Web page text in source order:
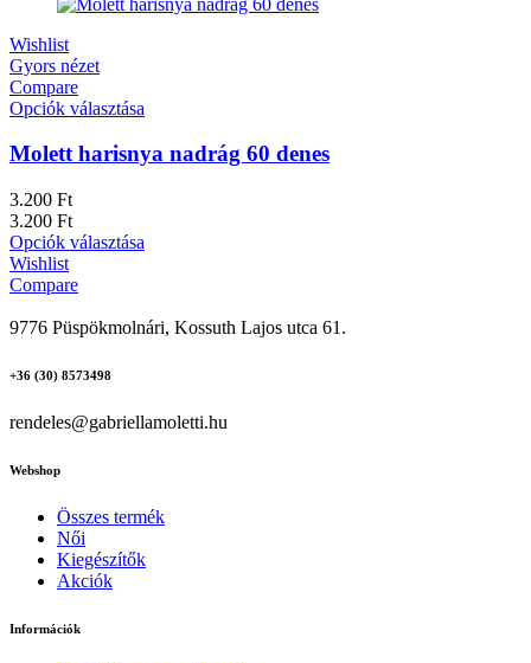
Wishlist
Gyors nézet
Compare
Opciók választása
Molett harisnya nadrág 60 denes
3.200 Ft
3.200 Ft
Opciók választása
Wishlist
Compare
9776 Püspökmolnári, Kossuth Lajos utca 61.
+36 (30) 8573498
rendeles@gabriellamoletti.hu
Webshop
Összes termék
Női
Kiegészítők
Akciók
Információk